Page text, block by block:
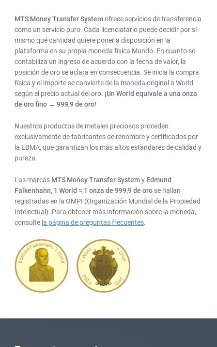
MTS Money Transfer Systemofrece servicios de transferencia
como un servicio puro. Cada licenciatario puede decidir por sí
mismo qué cantidad quiere poner a disposición en la
plataforma en su propia moneda física Mundo. En cuanto se
contabiliza un ingreso de acuerdo con la fecha de valor, la
posición de oro se aclara en consecuencia. Se inicia la compra
física y el importe se convierte de la moneda original a World
según el precio actual del oro. ¡Un World equivale a una onza
de oro fino → 999,9 de oro!
Nuestros productos de metales preciosos proceden
exclusivamente de fabricantes de renombre y certificados por
la LBMA, que garantizan los más altos estándares de calidad y
pureza.
Las marcas MTS Money Transfer Systemy Edmund
Falkenhahn, 1 World = 1 onza de 999,9 de oro se hallan
registradas en la OMPI (Organización Mundial de la Propiedad
Intelectual). Para obtener más información sobre la moneda,
consulte la página de preguntas frecuentes.